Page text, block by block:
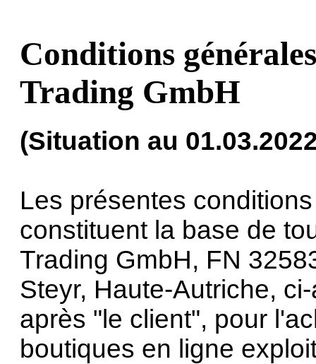
Conditions
Trading GmbH
(Situation au
Les présentes
constituent la base de
Trading GmbH, FN
Steyr, Haute-Autriche,
après "le client", pour
boutiques en ligne